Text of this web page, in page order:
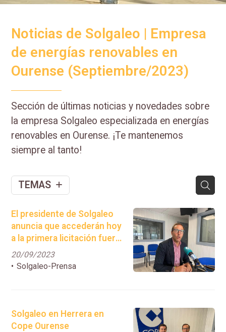
Noticias de Solgaleo | Empresa
de energías renovables en
Ourense (Septiembre/2023)
Sección de últimas noticias y novedades sobre
la empresa Solgaleo especializada en energías
renovables en Ourense. ¡Te mantenemos
siempre al tanto!
TEMAS
El presidente de Solgaleo
anuncia que accederán hoy
a la primera licitación fuera
de Galicia
20/09/2023
Solgaleo-Prensa
Solgaleo en Herrera en
Cope Ourense